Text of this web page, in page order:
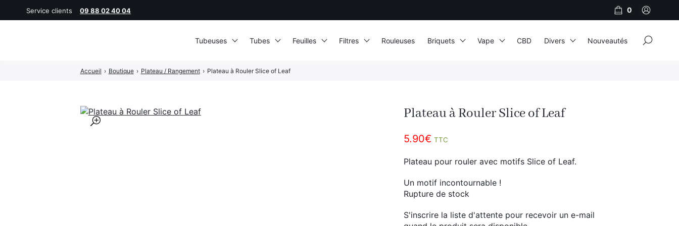
🔍 Plateau à Rouler Slice of Leaf
5.90€ TTC
Plateau pour rouler avec motifs Slice of Leaf.
Un motif incontournable !
Rupture de stock
S'inscrire la liste d'attente pour recevoir un e-mail
Accueil › Boutique › Plateau / Rangement › Plateau à Rouler Slice of Leaf
Service clients 09 88 02 40 04 0
Tubeuses Tubes Feuilles Filtres Rouleuses Briquets Vape
Al Fakher
50ml
CBD Divers Nouveautés
: